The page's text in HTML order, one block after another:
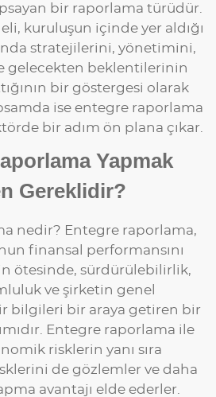
bir raporlama türüdür.
kuruluşun içinde yer aldığı
stratejilerini, yönetimini,
gelecekten beklentilerinin
bir göstergesi olarak
ise entegre raporlama
bir adım ön plana çıkar.
Yapmak
Gereklidir?
nedir? Entegre raporlama,
finansal performansını
ötesinde, sürdürülebilirlik,
ve şirketin genel
bilgileri bir araya getiren bir
Entegre raporlama ile
risklerin yanı sıra
de gözlemler ve daha
avantajı elde ederler.